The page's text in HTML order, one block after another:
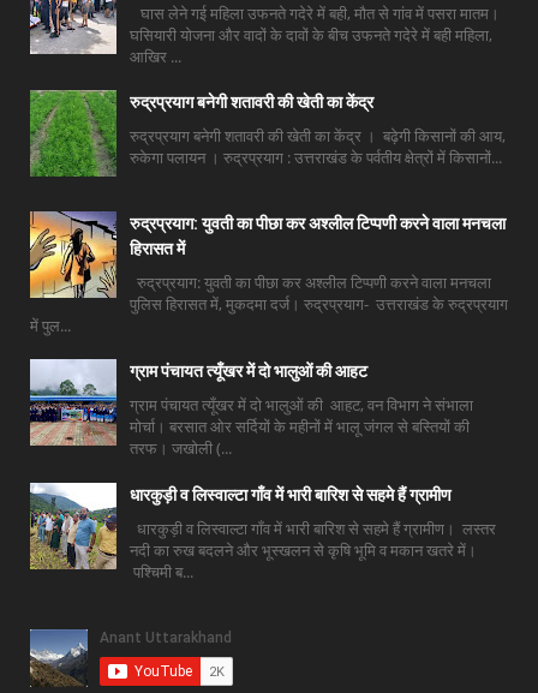
घास लेने गई महिला उफनते गदेरे में बही, मौत से गांव में पसरा मातम।
घसियारी योजना और वादों के दावों के बीच उफनते गदेरे में बही महिला,
आखिर ...
रुद्रप्रयाग बनेगी शतावरी की खेती का केंद्र
रुद्रप्रयाग बनेगी शतावरी की खेती का केंद्र । बढ़ेगी किसानों की आय,
रुकेगा पलायन । रुद्रप्रयाग : उत्तराखंड के पर्वतीय क्षेत्रों में किसानों...
रुद्रप्रयाग: युवती का पीछा कर अश्लील टिप्पणी करने वाला मनचला
हिरासत में
रुद्रप्रयाग: युवती का पीछा कर अश्लील टिप्पणी करने वाला मनचला
पुलिस हिरासत में, मुकदमा दर्ज। रुद्रप्रयाग- उत्तराखंड के रुद्रप्रयाग
में पुल...
ग्राम पंचायत त्यूँखर में दो भालुओं की आहट
ग्राम पंचायत त्यूँखर में दो भालुओं की आहट, वन विभाग ने संभाला
मोर्चा। बरसात ओर सर्दियों के महीनों में भालू जंगल से बस्तियों की
तरफ। जखोली (...
धारकुड़ी व लिस्वाल्टा गाँव में भारी बारिश से सहमे हैं ग्रामीण
धारकुड़ी व लिस्वाल्टा गाँव में भारी बारिश से सहमे हैं ग्रामीण। लस्तर
नदी का रुख बदलने और भूस्खलन से कृषि भूमि व मकान खतरे में।
पश्चिमी ब...